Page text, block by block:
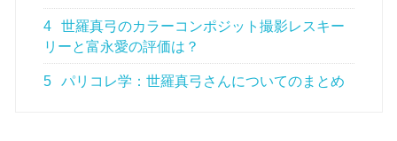
4
世羅真弓のカラーコンポジット撮影レスキー
リーと富永愛の評価は？
5 パリコレ学：世羅真弓さんについてのまとめ